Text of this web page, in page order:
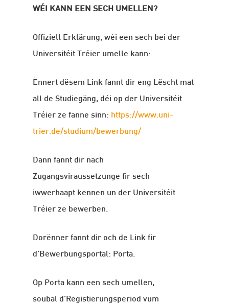
WÉI KANN EEN SECH UMELLEN?
Offiziell Erklärung, wéi een sech bei der
Universitéit Tréier umelle kann:
Ënnert dësem Link fannt dir eng Lëscht mat
all de Studiegäng, déi op der Universitéit
Tréier ze fanne sinn: https://www.uni-
trier.de/studium/bewerbung/
Dann fannt dir nach
Zugangsviraussetzunge fir sech
iwwerhaapt kennen un der Universitéit
Tréier ze bewerben.
Dorënner fannt dir och de Link fir
d’Bewerbungsportal: Porta.
Op Porta kann een sech umellen,
soubal d’Registierungsperiod vum